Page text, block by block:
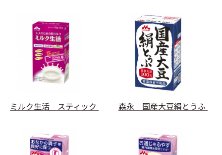
ミルク生活 スティック 森永 国産大豆絹とうふ